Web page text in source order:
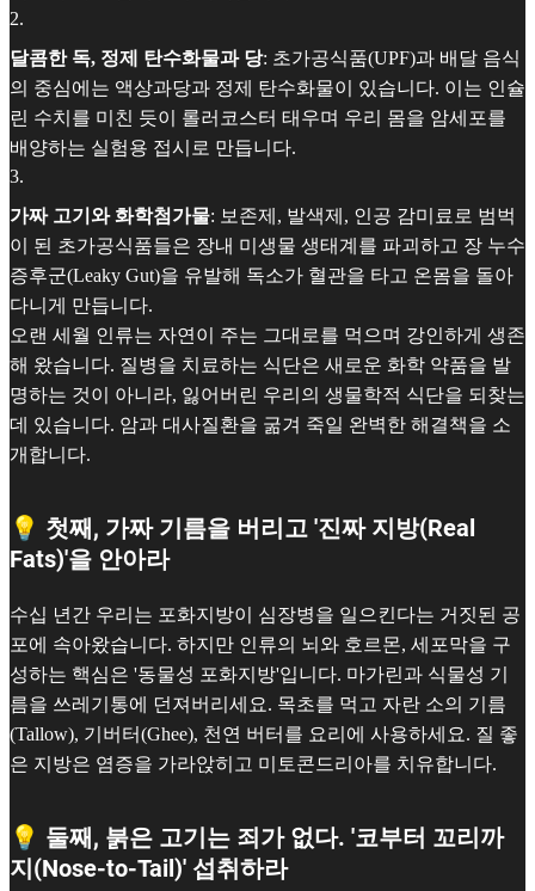
2.
달콤한 독, 정제 탄수화물과 당: 초가공식품(UPF)과 배달 음식
의 중심에는 액상과당과 정제 탄수화물이 있습니다. 이는 인슐
린 수치를 미친 듯이 롤러코스터 태우며 우리 몸을 암세포를
배양하는 실험용 접시로 만듭니다.
3.
가짜 고기와 화학첨가물: 보존제, 발색제, 인공 감미료로 범벅
이 된 초가공식품들은 장내 미생물 생태계를 파괴하고 장 누수
증후군(Leaky Gut)을 유발해 독소가 혈관을 타고 온몸을 돌아
다니게 만듭니다.
오랜 세월 인류는 자연이 주는 그대로를 먹으며 강인하게 생존
해 왔습니다. 질병을 치료하는 식단은 새로운 화학 약품을 발
명하는 것이 아니라, 잃어버린 우리의 생물학적 식단을 되찾는
데 있습니다. 암과 대사질환을 굶겨 죽일 완벽한 해결책을 소
개합니다.
💡 첫째, 가짜 기름을 버리고 '진짜 지방(Real
Fats)'을 안아라
수십 년간 우리는 포화지방이 심장병을 일으킨다는 거짓된 공
포에 속아왔습니다. 하지만 인류의 뇌와 호르몬, 세포막을 구
성하는 핵심은 '동물성 포화지방'입니다. 마가린과 식물성 기
름을 쓰레기통에 던져버리세요. 목초를 먹고 자란 소의 기름
(Tallow), 기버터(Ghee), 천연 버터를 요리에 사용하세요. 질 좋
은 지방은 염증을 가라앉히고 미토콘드리아를 치유합니다.
💡 둘째, 붉은 고기는 죄가 없다. '코부터 꼬리까
지(Nose-to-Tail)' 섭취하라